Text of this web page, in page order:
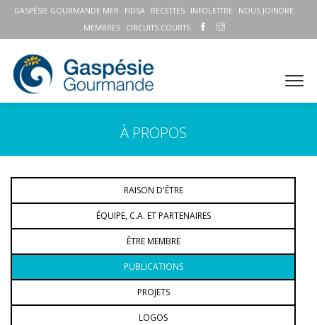
GASPÉSIE GOURMANDE MER FIDSA RECETTES INFOLETTRE
NOUS JOINDRE
MEMBRES
CIRCUITS COURTS
À PROPOS
RAISON D'ÊTRE
ÉQUIPE, C.A. ET PARTENAIRES
ÊTRE MEMBRE
PUBLICATIONS
PROJETS
LOGOS